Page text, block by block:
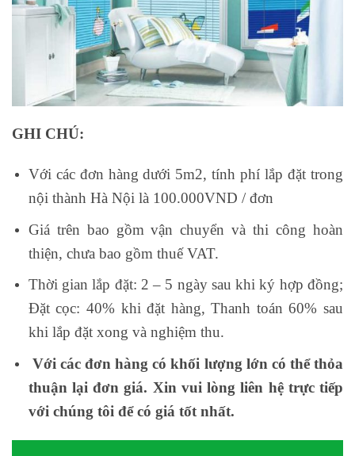
GHI CHÚ:
Với các đơn hàng dưới 5m2, tính phí lắp đặt trong
nội thành Hà Nội là 100.000VND / đơn
Giá trên bao gồm vận chuyển và thi công hoàn
thiện, chưa bao gồm thuế VAT.
Thời gian lắp đặt: 2 – 5 ngày sau khi ký hợp đồng;
Đặt cọc: 40% khi đặt hàng, Thanh toán 60% sau
khi lắp đặt xong và nghiệm thu.
Với các đơn hàng có khối lượng lớn có thể thỏa
thuận lại đơn giá. Xin vui lòng liên hệ trực tiếp
với chúng tôi để có giá tốt nhất.